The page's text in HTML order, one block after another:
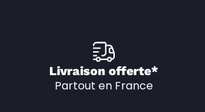
Livraison offerte*
Partout en France